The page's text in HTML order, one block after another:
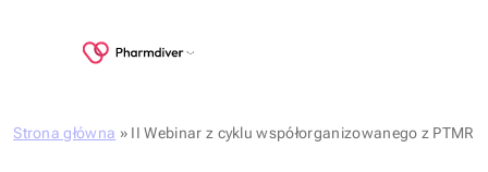
Strona główna » II Webinar z cyklu współorganizowanego z PTMR